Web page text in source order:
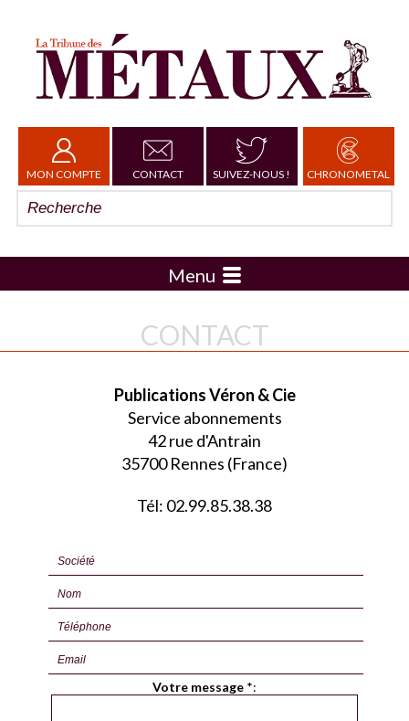
MON COMPTE CONTACT SUIVEZ-NOUS ! CHRONOMETAL
Menu
CONTACT
Publications Véron & Cie
Service abonnements
42 rue d'Antrain
35700 Rennes (France)
Tél: 02.99.85.38.38
Votre message *: